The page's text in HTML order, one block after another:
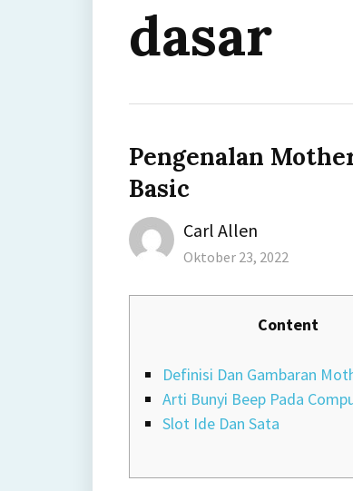
dasar
Pengenalan
Basic
Author
Carl Allen
Posted
Oktober 23, 2022
Content
Definisi Dan Gambaran
Arti Bunyi Beep Pada
Slot Ide Dan Sata